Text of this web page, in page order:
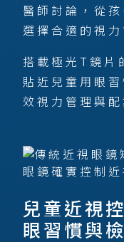
醫師討論，從
選擇合適的視力
搭載極光T鏡片
貼近兒童用眼
效視力管理與
兒童近視
眼習慣與